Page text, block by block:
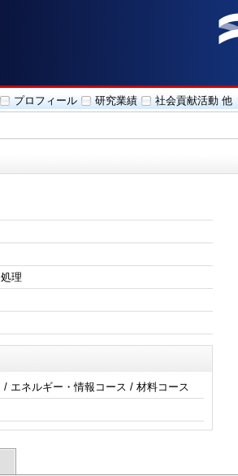
プロフィール 研究業績 社会貢献活動 他
理
エネルギー・情報コース / 材料コース